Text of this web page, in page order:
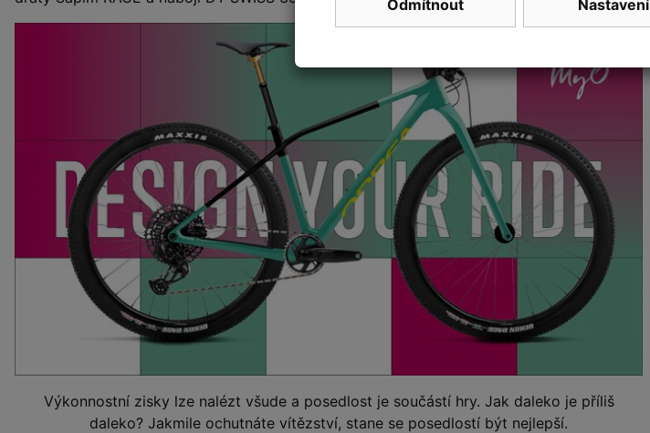
Výkonnostní zisky lze nalézt všude a posedlost je součástí hry. Jak daleko je příliš
daleko? Jakmile ochutnáte vítězství, stane se posedlostí být nejlepší.
Odmítnout Nastavení